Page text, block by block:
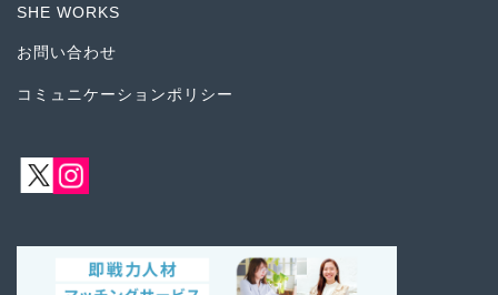
SHE WORKS
お問い合わせ
コミュニケーションポリシー